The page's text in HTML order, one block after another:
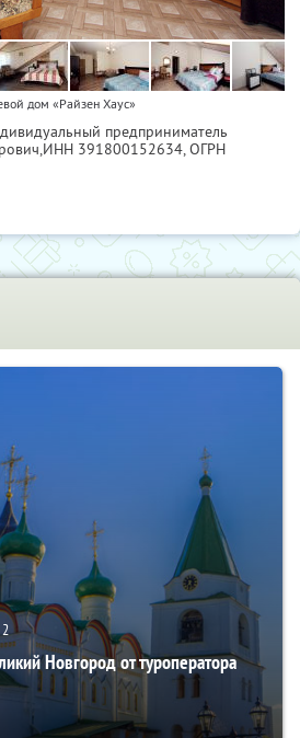
дом «Райзен Хаус»
предприниматель
ИНН 391800152634, ОГРН
2
Новгород от туроператора